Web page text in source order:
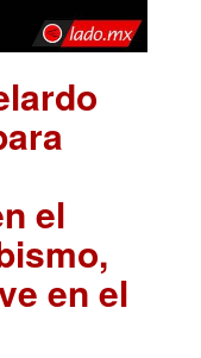
el
en el